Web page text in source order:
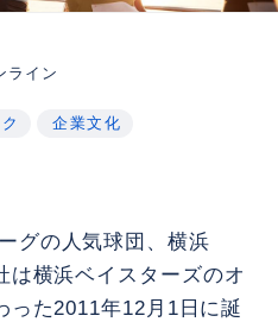
ライン
企業文化
グの人気球団、横浜
は横浜ベイスターズのオ
った2011年12月1日に誕